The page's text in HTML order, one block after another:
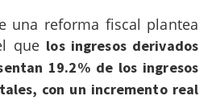
una reforma fiscal plantea
que los ingresos derivados
19.2% de los ingresos
con un incremento real